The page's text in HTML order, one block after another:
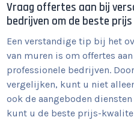
Vraag offertes aan bij
bedrijven om de beste
Een verstandige tip bij het
van muren is om offertes
professionele bedrijven.
vergelijken, kunt u niet
ook de aangeboden
kunt u de beste prijs-